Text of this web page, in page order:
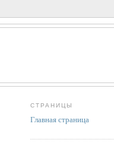
СТРАНИЦЫ
Главная страница